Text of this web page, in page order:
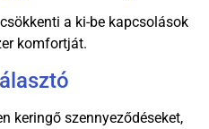
a ki-be kapcsolások
komfortját.
keringő szennyeződéseket,